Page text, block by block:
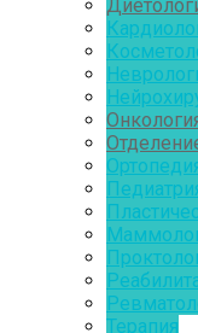
Терапия